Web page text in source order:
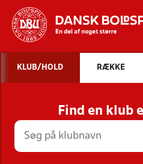
STILLINGER,
KLUB/HOLD RÆKKE
Find en klub